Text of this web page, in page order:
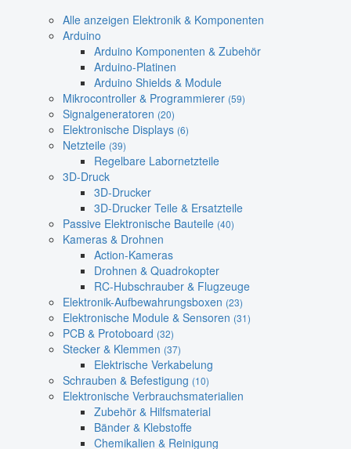
Alle anzeigen Elektronik & Komponenten
Arduino
Arduino Komponenten & Zubehör
Arduino-Platinen
Arduino Shields & Module
Mikrocontroller & Programmierer (59)
Signalgeneratoren (20)
Elektronische Displays (6)
Netzteile (39)
Regelbare Labornetzteile
3D-Druck
3D-Drucker
3D-Drucker Teile & Ersatzteile
Passive Elektronische Bauteile (40)
Kameras & Drohnen
Action-Kameras
Drohnen & Quadrokopter
RC-Hubschrauber & Flugzeuge
Elektronik-Aufbewahrungsboxen (23)
Elektronische Module & Sensoren (31)
PCB & Protoboard (32)
Stecker & Klemmen (37)
Elektrische Verkabelung
Schrauben & Befestigung (10)
Elektronische Verbrauchsmaterialien
Zubehör & Hilfsmaterial
Bänder & Klebstoffe
Chemikalien & Reinigung